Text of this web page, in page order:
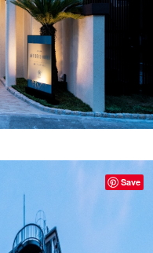
Save